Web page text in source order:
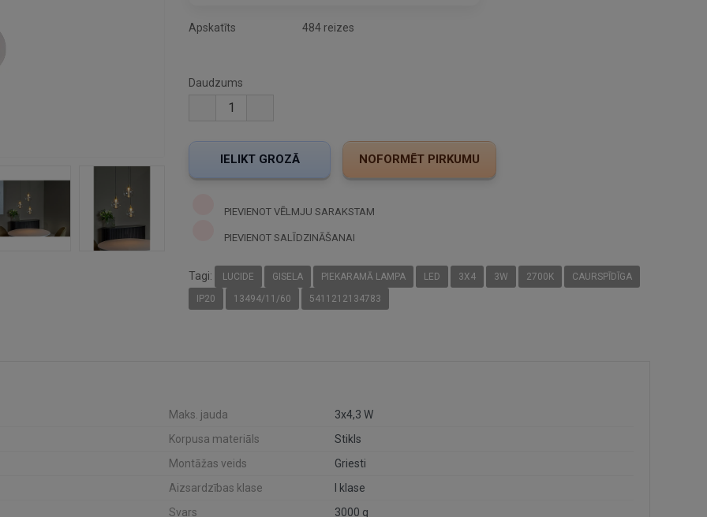
Apskatīts 484 reizes
Daudzums
PIEVIENOT VĒLMJU SARAKSTAM
PIEVIENOT SALĪDZINĀŠANAI
Tagi: LUCIDE GISELA PIEKARAMĀ LAMPA LED 3X4 3W 2700K
CAURSPĪDĪGA
IP20
13494/11/60 5411212134783
Maks. jauda
3x4,3 W
Korpusa materiāls
Stikls
Montāžas veids
Griesti
Aizsardzības klase
I klase
Svars
3000 g